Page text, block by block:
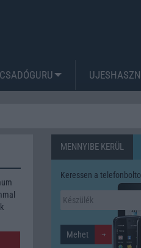
MENNYIBE KERÜL
Keressen a